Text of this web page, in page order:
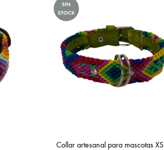
SIN
STOCK
Collar artesanal para mascotas XS